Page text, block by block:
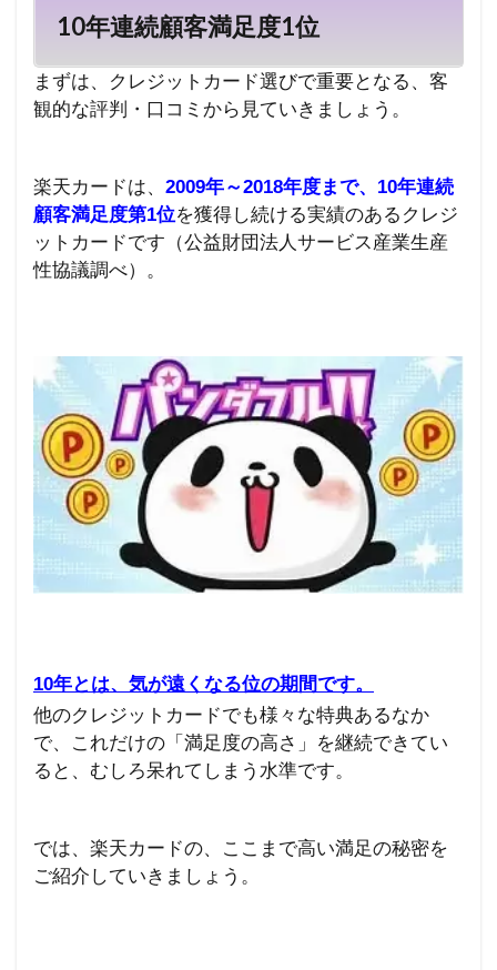
10年連続顧客満足度1位
まずは、クレジットカード選びで重要となる、客
観的な評判・口コミから見ていきましょう。
楽天カードは、 2009年～2018年度まで、10年連続
顧客満足度第1位を獲得し続ける実績のあるクレジ
ットカードです（公益財団法人サービス産業生産
性協議調べ）。
10年とは、気が遠くなる位の期間です。
他のクレジットカードでも様々な特典あるなか
で、これだけの「満足度の高さ」を継続できてい
ると、むしろ呆れてしまう水準です。
では、楽天カードの、ここまで高い満足の秘密を
ご紹介していきましょう。